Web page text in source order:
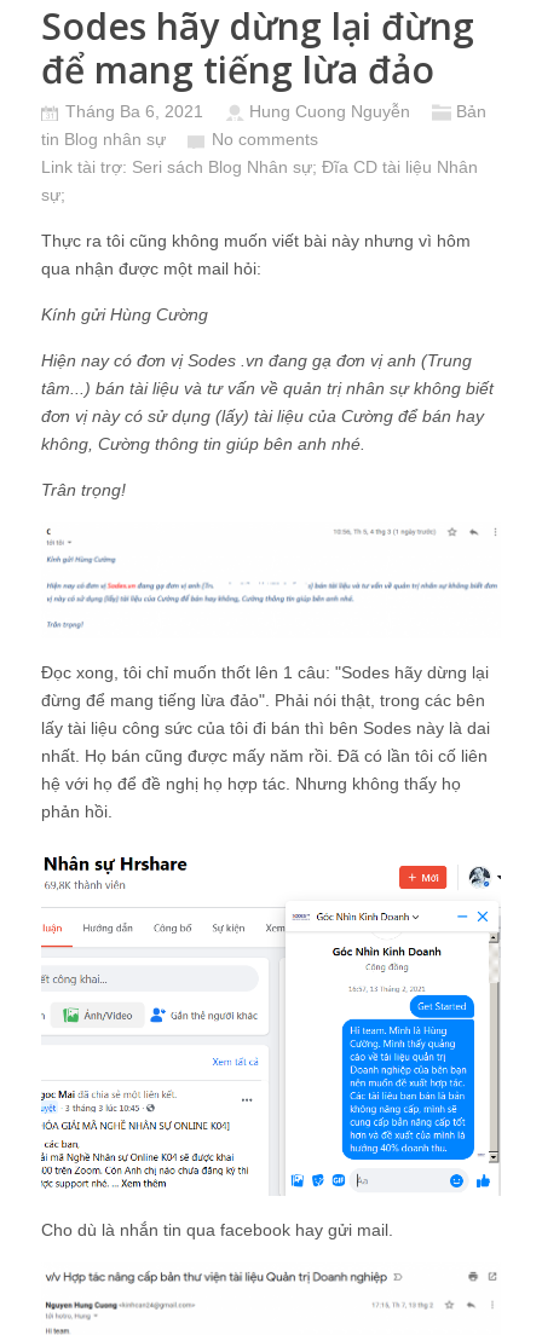
Sodes hãy dừng lại đừng
để mang tiếng lừa đảo
Tháng Ba 6, 2021 Hung Cuong Nguyễn
Bản
tin Blog nhân sự
No comments
Link tài trợ: Seri sách Blog Nhân sự; Đĩa CD tài liệu Nhân
sự;
Thực ra tôi cũng không muốn viết bài này nhưng vì hôm
qua nhận được một mail hỏi:
Kính gửi Hùng Cường
Hiện nay có đơn vị Sodes .vn đang gạ đơn vị anh (Trung
tâm...) bán tài liệu và tư vấn về quản trị nhân sự không biết
đơn vị này có sử dụng (lấy) tài liệu của Cường để bán hay
không, Cường thông tin giúp bên anh nhé.
Trân trọng!
Đọc xong, tôi chỉ muốn thốt lên 1 câu: "Sodes hãy dừng lại
đừng để mang tiếng lừa đảo". Phải nói thật, trong các bên
lấy tài liệu công sức của tôi đi bán thì bên Sodes này là dai
nhất. Họ bán cũng được mấy năm rồi. Đã có lần tôi cố liên
hệ với họ để đề nghị họ hợp tác. Nhưng không thấy họ
phản hồi.
Cho dù là nhắn tin qua facebook hay gửi mail.